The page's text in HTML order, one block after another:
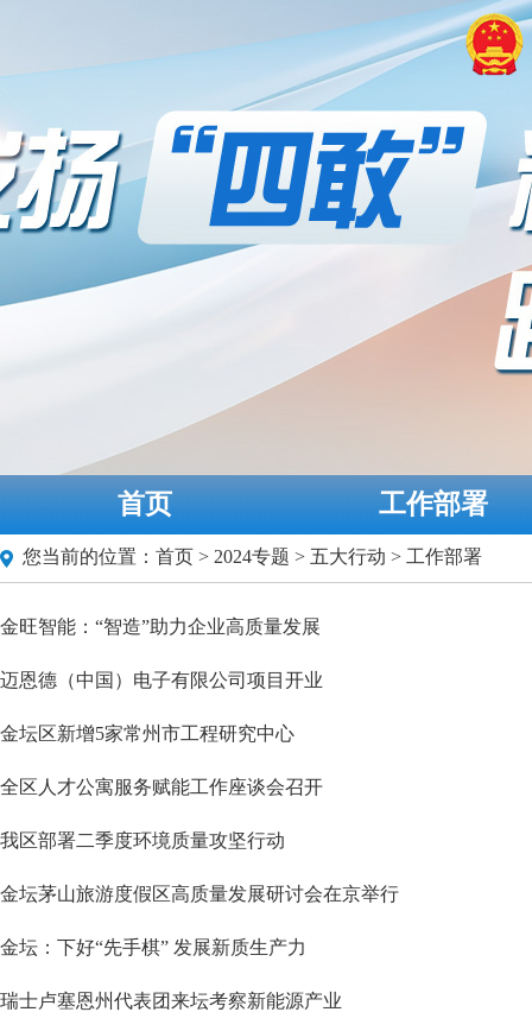
首页 工作部署
您当前的位置： 首页 > 2024专题 > 五大行动 > 工作部署
金旺智能：“智造”助力企业高质量发展
迈恩德（中国）电子有限公司项目开业
金坛区新增5家常州市工程研究中心
全区人才公寓服务赋能工作座谈会召开
我区部署二季度环境质量攻坚行动
金坛茅山旅游度假区高质量发展研讨会在京举行
金坛：下好“先手棋” 发展新质生产力
瑞士卢塞恩州代表团来坛考察新能源产业